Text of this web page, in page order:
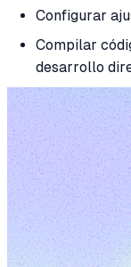
Configurar
Compilar
desarrollo